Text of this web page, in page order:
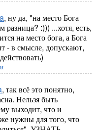
, ну да, "на место Бога
разница? :))) ...хотя, есть,
на место бога, а Бога
- в смысле, допускают,
, так всё это понятно,
Нельзя быть
выходит, что и
нужны для того, что